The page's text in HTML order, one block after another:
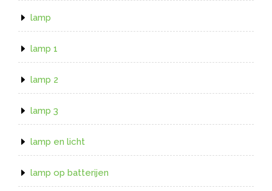
lamp
lamp 1
lamp 2
lamp 3
lamp en licht
lamp op batterijen